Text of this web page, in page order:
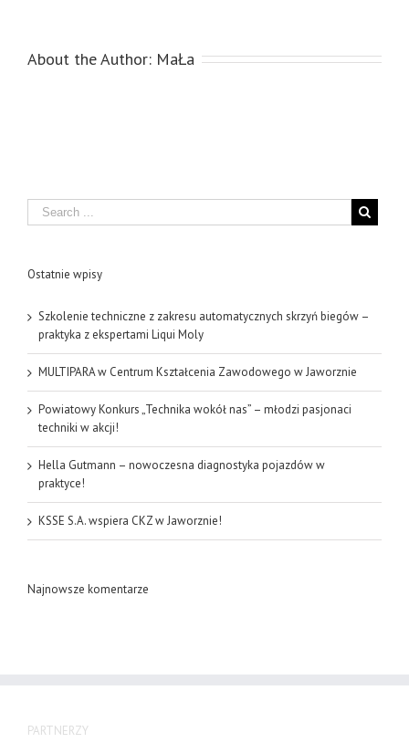
About the Author: MaŁa
Search
Ostatnie wpisy
Szkolenie techniczne z zakresu automatycznych skrzyń biegów –
praktyka z ekspertami Liqui Moly
MULTIPARA w Centrum Kształcenia Zawodowego w Jaworznie
Powiatowy Konkurs „Technika wokół nas” – młodzi pasjonaci
techniki w akcji!
Hella Gutmann – nowoczesna diagnostyka pojazdów w
praktyce!
KSSE S.A. wspiera CKZ w Jaworznie!
Najnowsze komentarze
PARTNERZY